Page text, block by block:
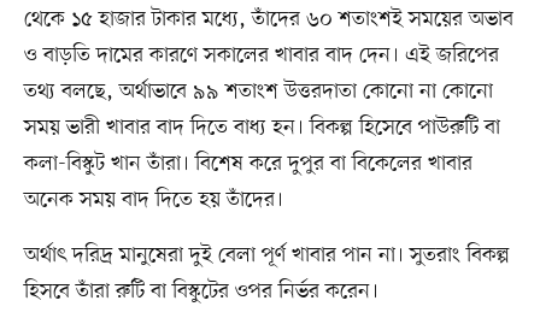
থেকে ১৫ হাজার টাকার মধ্যে, তাঁদের ৬০ শতাংশই সময়ের অভাব
ও বাড়তি দামের কারণে সকালের খাবার বাদ দেন। এই জরিপের
তথ্য বলছে, অর্থাভাবে ৯৯ শতাংশ উত্তরদাতা কোনো না কোনো
সময় ভারী খাবার বাদ দিতে বাধ্য হন। বিকল্প হিসেবে পাউরুটি বা
কলা-বিস্কুট খান তাঁরা। বিশেষ করে দুপুর বা বিকেলের খাবার
অনেক সময় বাদ দিতে হয় তাঁদের।
অর্থাৎ দরিদ্র মানুষেরা দুই বেলা পূর্ণ খাবার পান না। সুতরাং বিকল্প
হিসবে তাঁরা রুটি বা বিস্কুটের ওপর নির্ভর করেন।